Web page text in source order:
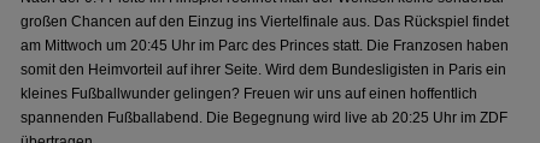
großen Chancen auf den Einzug ins Viertelfinale aus. Das Rückspiel findet
am Mittwoch um 20:45 Uhr im Parc des Princes statt. Die Franzosen haben
somit den Heimvorteil auf ihrer Seite. Wird dem Bundesligisten in Paris ein
kleines Fußballwunder gelingen? Freuen wir uns auf einen hoffentlich
spannenden Fußballabend. Die Begegnung wird live ab 20:25 Uhr im ZDF